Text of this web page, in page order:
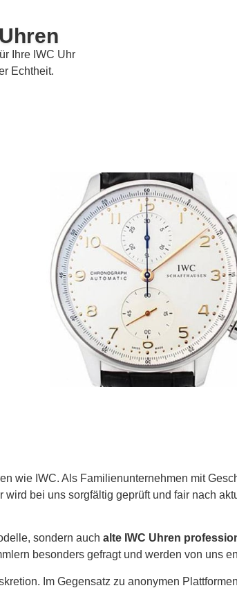
Ihre IWC Uhr
Echtheit.
wie IWC. Als Familienunternehmen mit
bei uns sorgfältig geprüft und fair nach
sondern auch alte IWC Uhren
besonders gefragt und werden von uns
Im Gegensatz zu anonymen